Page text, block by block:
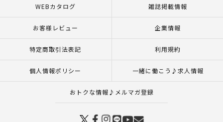
WEBカタログ 雑誌掲載情報
お客様レビュー 企業情報
特定商取引法表記 利用規約
個人情報ポリシー 一緒に働こう♪求人情報
おトクな情報♪メルマガ登録